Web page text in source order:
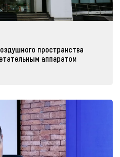
пространства
аппаратом